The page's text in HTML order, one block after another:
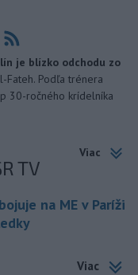
je blízko odchodu zo
Fateh. Podľa trénera
30-ročného krídelníka
Viac
TV
na ME v Paríži
Viac